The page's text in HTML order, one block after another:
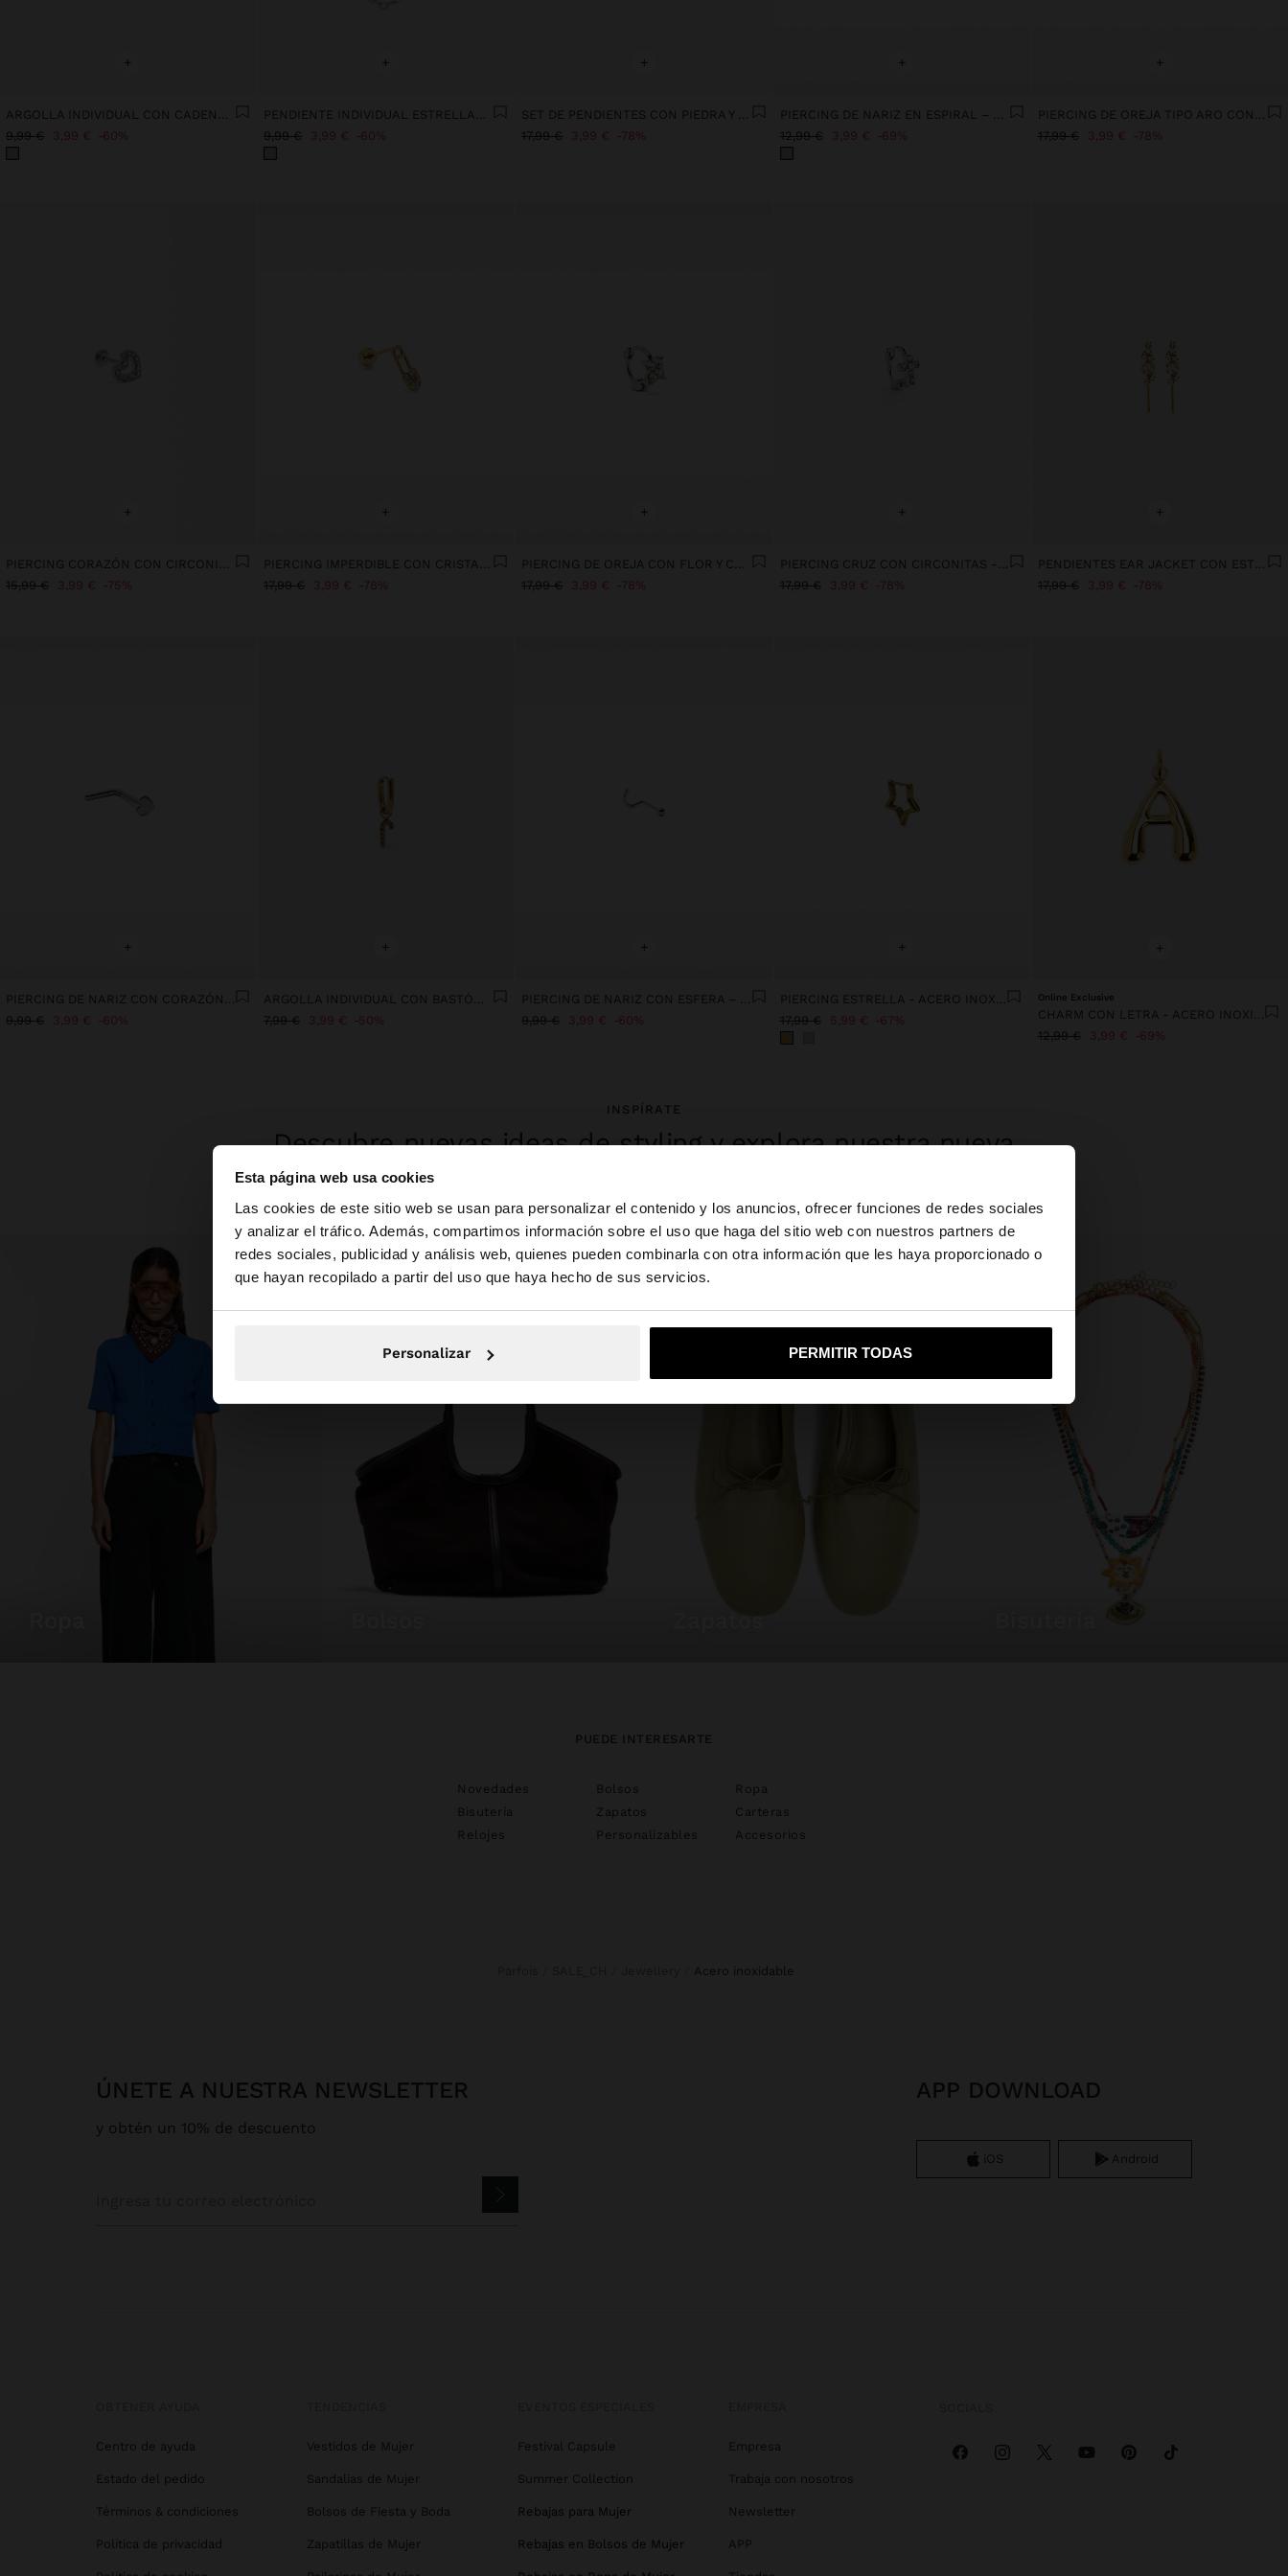
Esta página web usa cookies
Las cookies de este sitio web se usan para personalizar el contenido y los anuncios, ofrecer funciones de redes sociales
y analizar el tráfico. Además, compartimos información sobre el uso que haga del sitio web con nuestros partners de
redes sociales, publicidad y análisis web, quienes pueden combinarla con otra información que les haya proporcionado o
que hayan recopilado a partir del uso que haya hecho de sus servicios.
Personalizar PERMITIR TODAS
hola ×
Estás accediendo a la web de España. ¿Quieres ir a la web de United States?
No, continuar en la web de España Sí, llévame a United States
+
ARGOLLA INDIVIDUAL CON CADENAS Y CRISTALES - ACERO INOXIDABLE
9,99 € 3,99 € 60%
+
PENDIENTE INDIVIDUAL ESTRELLAS Y CADENA - ACERO INOXIDABLE
9,99 € 3,99 € 60%
+
SET DE PENDIENTES CON PIEDRA Y ESMALTE - ACERO INOXIDABLE
17,99 € 3,99 € 78%
+
PIERCING DE NARIZ EN ESPIRAL – ACERO INOXIDABLE
12,99 € 3,99 € 69%
+
PIERCING DE OREJA TIPO ARO CON CIRCONITAS – ACERO INOXIDABLE
17,99 € 3,99 € 78%
+
PIERCING CORAZÓN CON CIRCONITAS - ACERO INOXIDABLE
15,99 € 3,99 € 75%
+
PIERCING IMPERDIBLE CON CRISTALES - ACERO INOXIDABLE
17,99 € 3,99 € 78%
+
PIERCING DE OREJA CON FLOR Y CRISTALES – ACERO INOXIDABLE
17,99 € 3,99 € 78%
+
PIERCING CRUZ CON CIRCONITAS - ACERO INOXIDABLE
17,99 € 3,99 € 78%
+
PENDIENTES EAR JACKET CON ESTRELLAS - ACERO INOXIDABLE
17,99 € 3,99 € 78%
+
9,99 € 3,99 € 60%
+
7,99 € 3,99 € 50%
+
9,99 € 3,99 € 60%
+
17,99 € 5,99 € 67%
+
Online Exclusive
12,99 € 3,99 € 69%
INSPÍRATE
Descubre nuevas ideas de styling y explora nuestra nueva
PUEDE INTERESARTE
Novedades Bolsos
Ropa
Bisutería
Zapatos
Carteras
Relojes
Personalizables Accesorios
acero inoxidable
ÚNETE A NUESTRA NEWSLETTER
y obtén un 10% de descuento
APP DOWNLOAD
iOS Android
Centro de ayuda
Estado del pedido
Términos & condiciones
Política de privacidad
Vestidos de Mujer
Sandalias de Mujer
Bolsos de Fiesta y Boda
Zapatillas de Mujer
Festival Capsule
Summer Collection
Rebajas para Mujer
Rebajas en Bolsos de Mujer
Empresa
Trabaja con nosotros
Newsletter
APP